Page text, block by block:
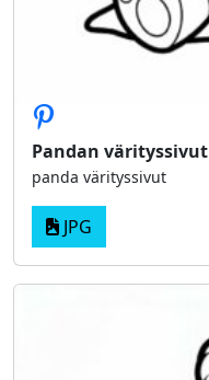
Pandan värityssivut
panda värityssivut
JPG